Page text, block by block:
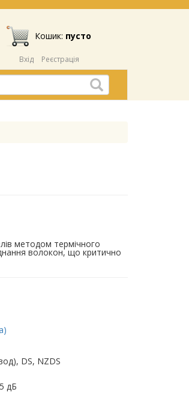
Кошик: пусто
Вхід Реєстрація
методом термічного
волокон, що критично
DS, NZDS
дБ